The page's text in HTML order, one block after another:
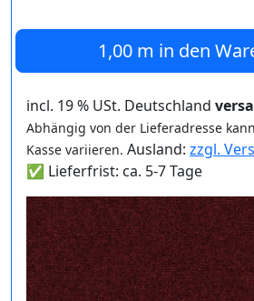
1,00 m in den
incl. 19 % USt. Deutschland
Abhängig von der Lieferadresse
Kasse variieren. Ausland: zzgl.
✅ Lieferfrist: ca. 5-7 Tage